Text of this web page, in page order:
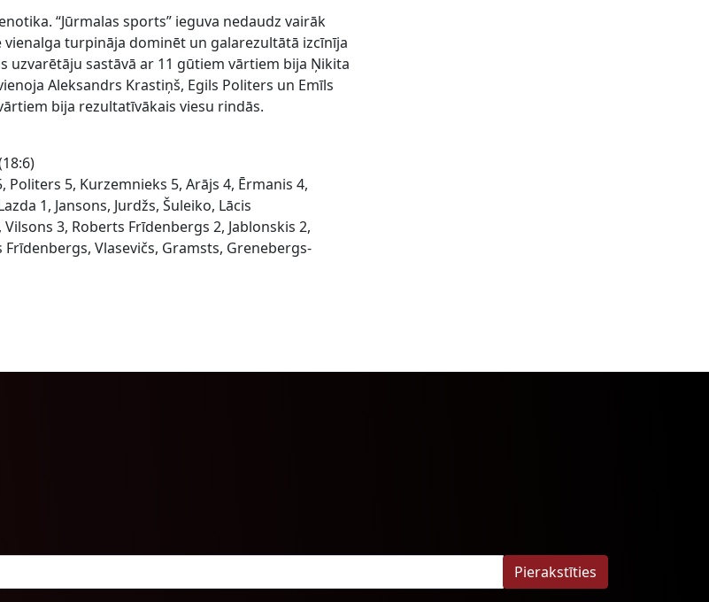
“Jūrmalas sports” ieguva nedaudz vairāk
turpināja dominēt un galarezultātā izcīnīja
uzvarētāju sastāvā ar 11 gūtiem vārtiem bija Ņikita
Aleksandrs Krastiņš, Egils Politers un Emīls
bija rezultatīvākais viesu rindās.
Politers 5, Kurzemnieks 5, Arājs 4, Ērmanis 4,
1, Jansons, Jurdžs, Šuleiko, Lācis
3, Roberts Frīdenbergs 2, Jablonskis 2,
Frīdenbergs, Vlasevičs, Gramsts, Grenebergs-